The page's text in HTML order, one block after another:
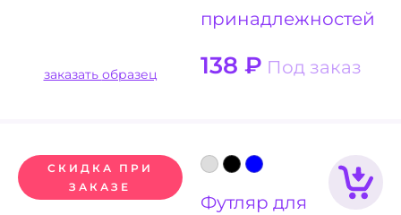
принадлежностей
138 ₽ Под заказ
заказать образец
СКИДКА ПРИ
ЗАКАЗЕ
Футляр для